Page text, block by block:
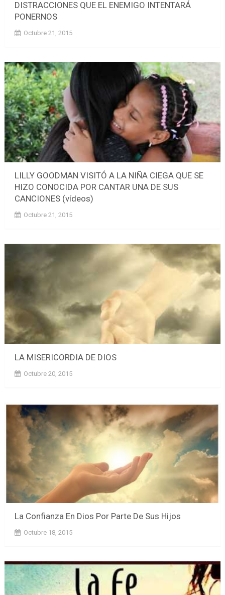
DISTRACCIONES QUE EL ENEMIGO INTENTARÁ
PONERNOS
Octubre 21, 2015
LILLY GOODMAN VISITÓ A LA NIÑA CIEGA QUE SE
HIZO CONOCIDA POR CANTAR UNA DE SUS
CANCIONES (vídeos)
Octubre 21, 2015
LA MISERICORDIA DE DIOS
Octubre 20, 2015
La Confianza En Dios Por Parte De Sus Hijos
Octubre 18, 2015